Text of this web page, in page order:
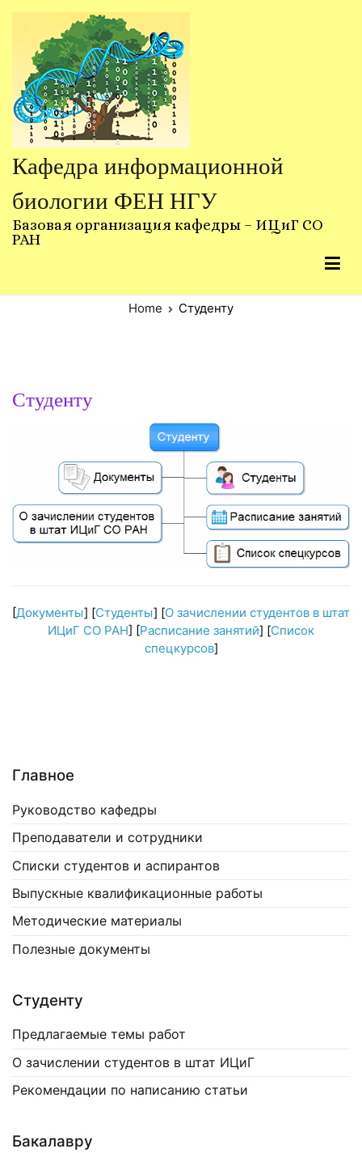
content
Кафедра информационной
биологии ФЕН НГУ
Базовая организация кафедры – ИЦиГ СО
РАН
Home Студенту
Студенту
[Документы] [Студенты] [О зачислении студентов в штат
ИЦиГ СО РАН] [Расписание занятий] [Список
спецкурсов]
Главное
Руководство кафедры
Преподаватели и сотрудники
Списки студентов и аспирантов
Выпускные квалификационные работы
Методические материалы
Полезные документы
Студенту
Предлагаемые темы работ
О зачислении студентов в штат ИЦиГ
Рекомендации по написанию статьи
Бакалавру